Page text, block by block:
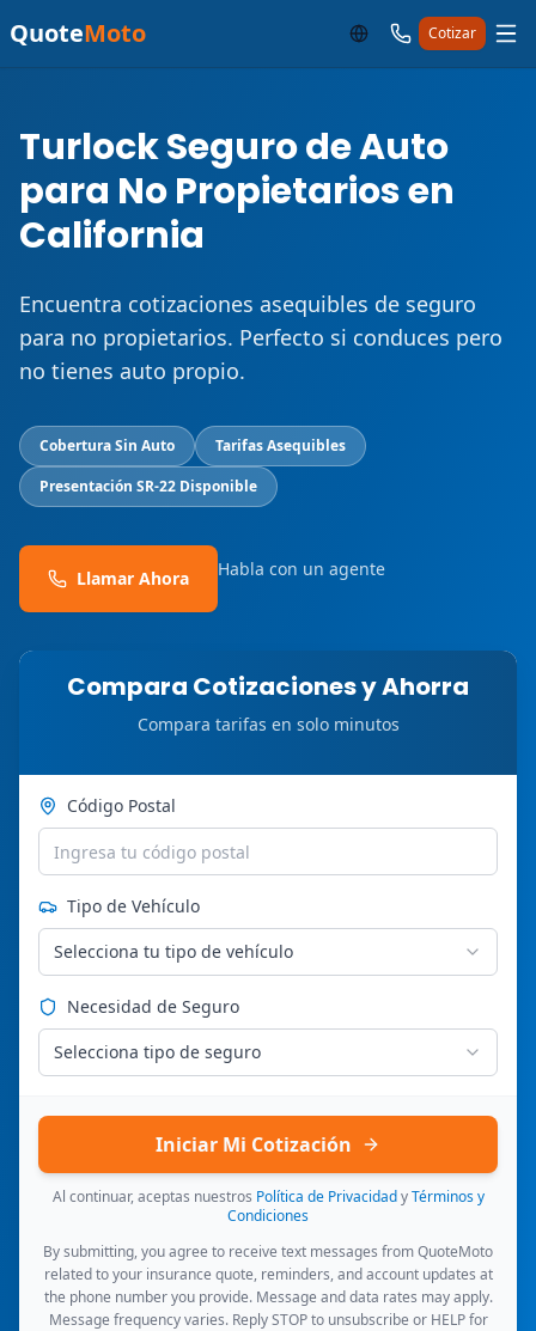
QuoteMoto Cotizar
Turlock Seguro de Auto
para No Propietarios en
California
Encuentra cotizaciones asequibles de seguro
para no propietarios. Perfecto si conduces pero
no tienes auto propio.
Cobertura Sin Auto
Tarifas Asequibles
Presentación SR-22 Disponible
Llamar Ahora Habla con un agente
Compara Cotizaciones y Ahorra
Compara tarifas en solo minutos
Código Postal
Tipo de Vehículo
Selecciona tu tipo de vehículo
Necesidad de Seguro
Selecciona tipo de seguro
Iniciar Mi Cotización
Al continuar, aceptas nuestros Política de Privacidad y Términos y
Condiciones
By submitting, you agree to receive text messages from QuoteMoto
related to your insurance quote, reminders, and account updates at
the phone number you provide. Message and data rates may apply.
Message frequency varies. Reply STOP to unsubscribe or HELP for